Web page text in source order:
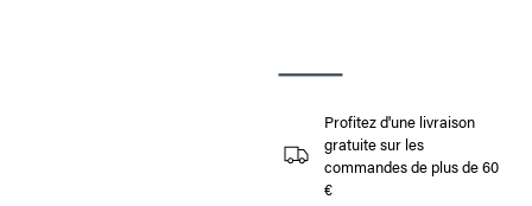
Profitez d'une livraison
gratuite sur les
commandes de plus de 60
€